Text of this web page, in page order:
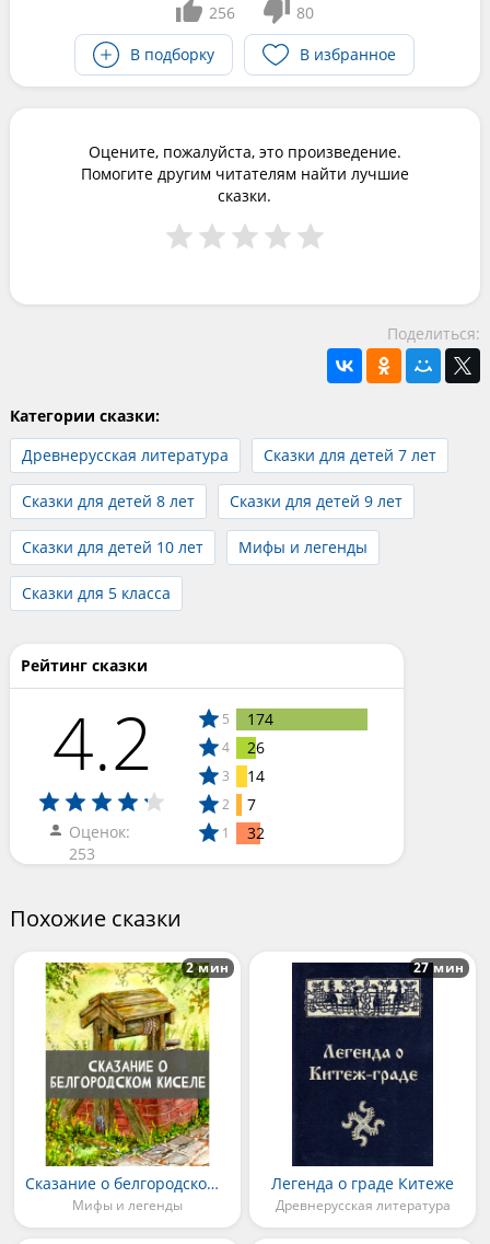
256
80
В подборку
В избранное
Оцените, пожалуйста, это произведение.
Помогите другим читателям найти лучшие
сказки.
Поделиться:
Категории сказки:
Древнерусская литература
Сказки для детей 7 лет
Сказки для детей 8 лет Сказки для детей 9 лет
Сказки для детей 10 лет Мифы и легенды
Сказки для 5 класса
Рейтинг сказки
4.2
Оценок:
253
5 174
4 26
3 14
2 7
1 32
Похожие сказки
Сказание о белгородском киселе
Мифы и легенды
2 мин
Легенда о граде Китеже
Древнерусская литература
27 мин